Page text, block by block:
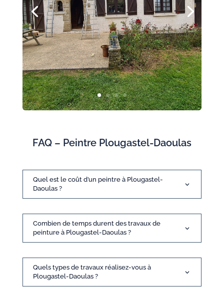
FAQ – Peintre Plougastel-Daoulas
Quel est le coût d’un peintre à Plougastel-
Daoulas ?
Combien de temps durent des travaux de
peinture à Plougastel-Daoulas ?
Quels types de travaux réalisez-vous à
Plougastel-Daoulas ?